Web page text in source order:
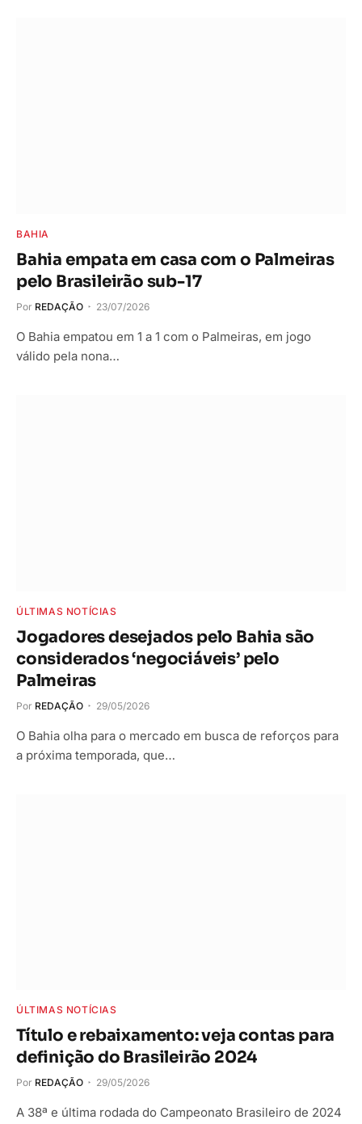
BAHIA
Bahia empata em casa com o Palmeiras
pelo Brasileirão sub-17
Por REDAÇÃO 23/07/2026
O Bahia empatou em 1 a 1 com o Palmeiras, em jogo
válido pela nona…
ÚLTIMAS NOTÍCIAS
Jogadores desejados pelo Bahia são
considerados ‘negociáveis’ pelo
Palmeiras
Por REDAÇÃO 29/05/2026
O Bahia olha para o mercado em busca de reforços para
a próxima temporada, que…
ÚLTIMAS NOTÍCIAS
Título e rebaixamento: veja contas para
definição do Brasileirão 2024
Por REDAÇÃO 29/05/2026
A 38ª e última rodada do Campeonato Brasileiro de 2024